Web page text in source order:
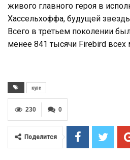
живого главного героя в
Хассельхоффа, будущей
Всего в третьем поколении
менее 841 тысячи Firebird
купе
0
230
Поделится